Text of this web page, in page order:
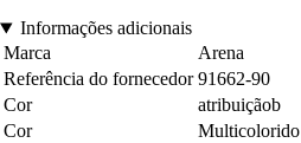
Informações adicionais
Marca
Arena
Referência do fornecedor 91662-90
Cor
atribuiçãob
Cor
Multicolorido